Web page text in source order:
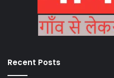
Recent Posts